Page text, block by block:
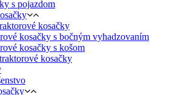
s pojazdom
kosačky
kosačky s bočným vyhadzovaním
kosačky s košom
kosačky